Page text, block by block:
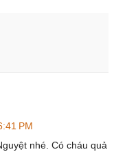
PM
nhé. Có cháu quả